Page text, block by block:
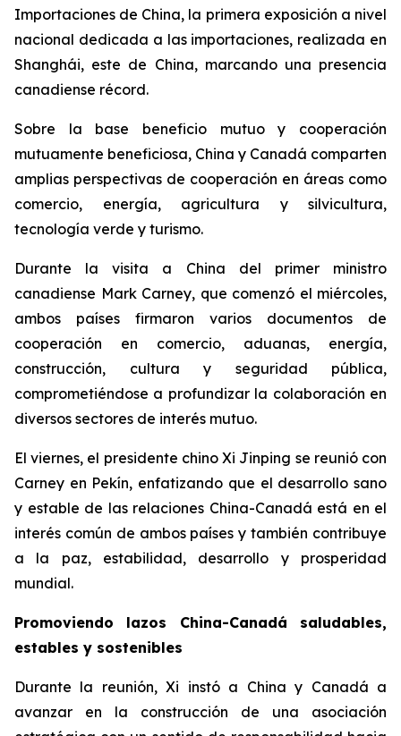
Importaciones de China, la primera exposición a nivel
nacional dedicada a las importaciones, realizada en
Shanghái, este de China, marcando una presencia
canadiense récord.
Sobre la base beneficio mutuo y cooperación
mutuamente beneficiosa, China y Canadá comparten
amplias perspectivas de cooperación en áreas como
comercio, energía, agricultura y silvicultura,
tecnología verde y turismo.
Durante la visita a China del primer ministro
canadiense Mark Carney, que comenzó el miércoles,
ambos países firmaron varios documentos de
cooperación en comercio, aduanas, energía,
construcción, cultura y seguridad pública,
comprometiéndose a profundizar la colaboración en
diversos sectores de interés mutuo.
El viernes, el presidente chino Xi Jinping se reunió con
Carney en Pekín, enfatizando que el desarrollo sano
y estable de las relaciones China-Canadá está en el
interés común de ambos países y también contribuye
a la paz, estabilidad, desarrollo y prosperidad
mundial.
Promoviendo lazos China-Canadá saludables,
estables y sostenibles
Durante la reunión, Xi instó a China y Canadá a
avanzar en la construcción de una asociación